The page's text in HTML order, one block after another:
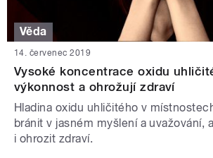
Věda
14. červenec 2019
Vysoké koncentrace oxidu
výkonnost a ohrožují zdraví
Hladina oxidu uhličitého v
bránit v jasném myšlení a uvažování,
i ohrozit zdraví.